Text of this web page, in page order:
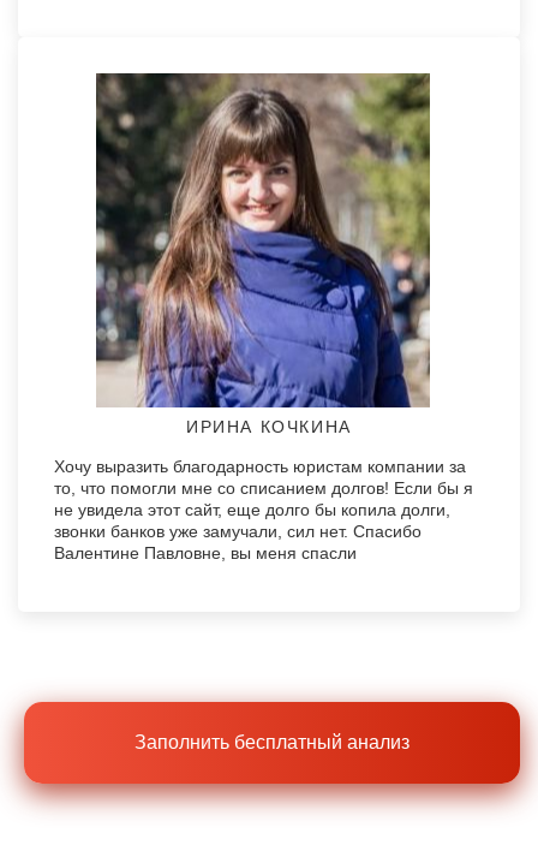
ИРИНА КОЧКИНА
Хочу выразить благодарность юристам компании за
то, что помогли мне со списанием долгов! Если бы я
не увидела этот сайт, еще долго бы копила долги,
звонки банков уже замучали, сил нет. Спасибо
Валентине Павловне, вы меня спасли
Заполнить бесплатный анализ